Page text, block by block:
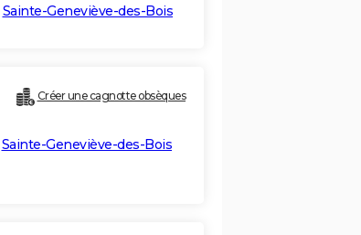
Sainte-Geneviève-des-Bois
Créer une cagnotte obsèques
Sainte-Geneviève-des-Bois